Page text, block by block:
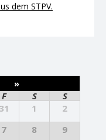
dem STPV.
»
F S
S
31 1
2
7 8
9